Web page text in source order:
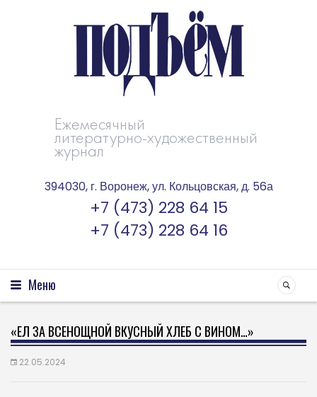
Ежемесячный
литературно-художественный
журнал
394030, г. Воронеж, ул. Кольцовская, д. 56а
+7 (473) 228 64 15
+7 (473) 228 64 16
Меню
«ЕЛ ЗА ВСЕНОЩНОЙ ВКУСНЫЙ ХЛЕБ С ВИНОМ…»
22.05.2024